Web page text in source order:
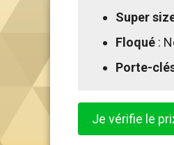
Super
Floqué :
Porte-
Je vérifie le